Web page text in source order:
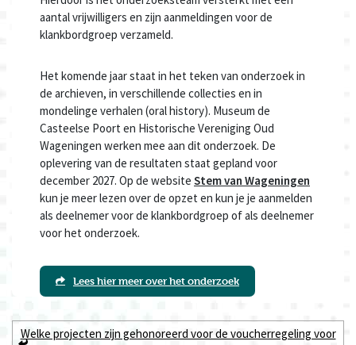
aantal vrijwilligers en zijn aanmeldingen voor de
klankbordgroep verzameld.
Het komende jaar staat in het teken van onderzoek in
de archieven, in verschillende collecties en in
mondelinge verhalen (oral history). Museum de
Casteelse Poort en Historische Vereniging Oud
Wageningen werken mee aan dit onderzoek. De
oplevering van de resultaten staat gepland voor
december 2027. Op de website Stem van Wageningen
kun je meer lezen over de opzet en kun je je aanmelden
als deelnemer voor de klankbordgroep of als deelnemer
voor het onderzoek.
Lees hier meer over het onderzoek
Welke projecten zijn gehonoreerd voor de voucherregeling voor